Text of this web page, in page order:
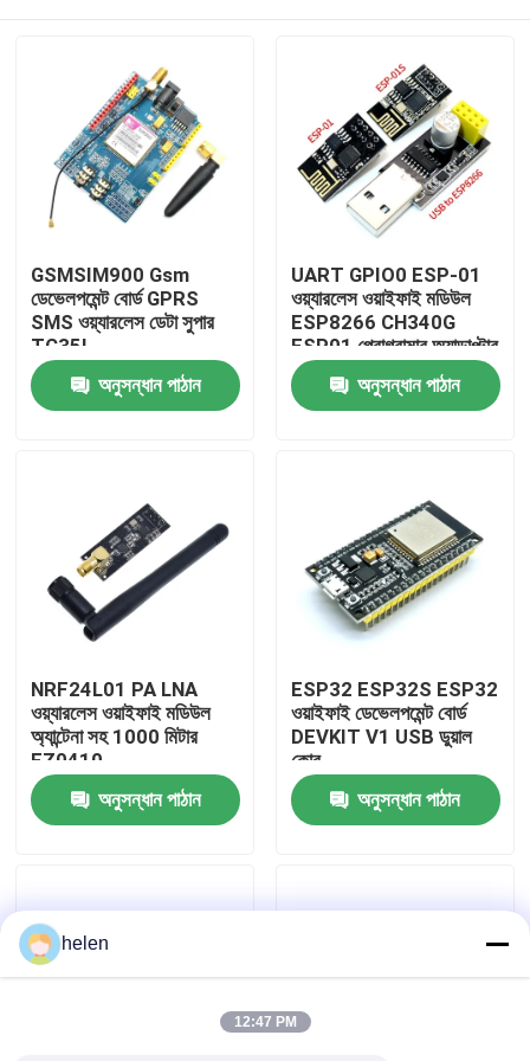
আমাদের সম্পর্কে
কারখানা পরিদর্শন
আমাদের সাথে যোগাযোগ করুন
খবর
ব্লগ
GSMSIM900 Gsm
ডেভেলপমেন্ট বোর্ড GPRS
SMS ওয়্যারলেস ডেটা সুপার
TC35I
অনুসন্ধান পাঠান
UART GPIO0 ESP-01
ওয়্যারলেস ওয়াইফাই মডিউল
ESP8266 CH340G
ESP01 প্রোগ্রামার অ্যাডাপ্টার
অনুসন্ধান পাঠান
NRF24L01 PA LNA
ওয়্যারলেস ওয়াইফাই মডিউল
অ্যান্টেনা সহ 1000 মিটার
FZ0410
অনুসন্ধান পাঠান
ESP32 ESP32S ESP32
ওয়াইফাই ডেভেলপমেন্ট বোর্ড
DEVKIT V1 USB ডুয়াল
কোর
অনুসন্ধান পাঠান
helen
12:47 PM